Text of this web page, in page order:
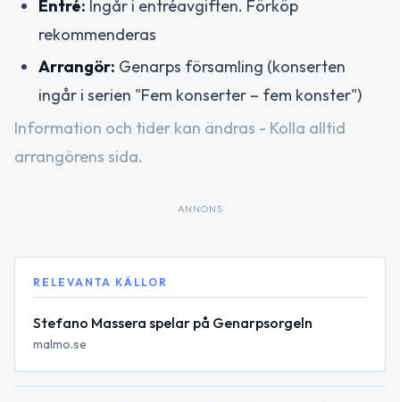
Entré: Ingår i entréavgiften. Förköp
rekommenderas
Arrangör: Genarps församling (konserten
ingår i serien "Fem konserter – fem konster")
Information och tider kan ändras - Kolla alltid
arrangörens sida.
ANNONS
RELEVANTA KÄLLOR
Stefano Massera spelar på Genarpsorgeln
malmo.se